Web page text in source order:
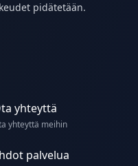
pidätetään.
yhteyttä
yhteyttä meihin
palvelua